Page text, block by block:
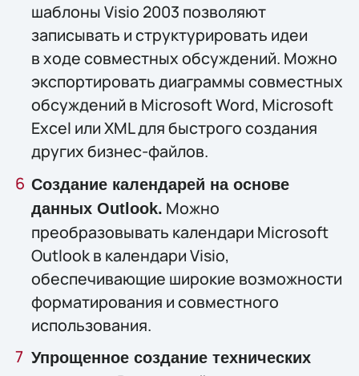
шаблоны Visio 2003 позволяют
записывать и структурировать идеи
в ходе совместных обсуждений. Можно
экспортировать диаграммы совместных
обсуждений в Microsoft Word, Microsoft
Excel или XML для быстрого создания
других бизнес-файлов.
Создание календарей на основе
данных Outlook. Можно
преобразовывать календари Microsoft
Outlook в календари Visio,
обеспечивающие широкие возможности
форматирования и совместного
использования.
Упрощенное создание технических